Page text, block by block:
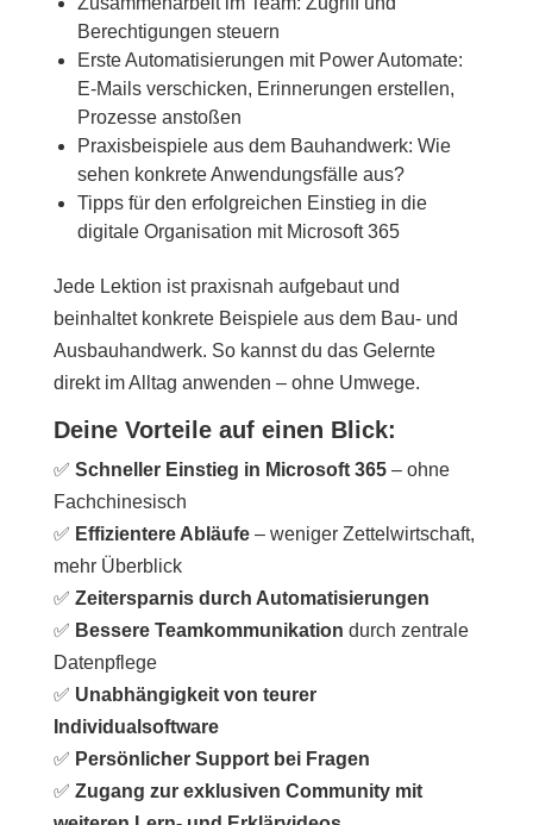
Berechtigungen steuern
Erste Automatisierungen mit Power Automate:
E-Mails verschicken, Erinnerungen erstellen,
Prozesse anstoßen
Praxisbeispiele aus dem Bauhandwerk: Wie
sehen konkrete Anwendungsfälle aus?
Tipps für den erfolgreichen Einstieg in die
digitale Organisation mit Microsoft 365
Jede Lektion ist praxisnah aufgebaut und
beinhaltet konkrete Beispiele aus dem Bau- und
Ausbauhandwerk. So kannst du das Gelernte
direkt im Alltag anwenden – ohne Umwege.
Deine Vorteile auf einen Blick:
✅ Schneller Einstieg in Microsoft 365– ohne
Fachchinesisch
✅ Effizientere Abläufe– weniger Zettelwirtschaft,
mehr Überblick
✅ Zeitersparnis durch Automatisierungen
✅ Bessere Teamkommunikation durch zentrale
Datenpflege
✅ Unabhängigkeit von teurer
Individualsoftware
✅ Persönlicher Support bei Fragen
✅ Zugang zur exklusiven Community mit